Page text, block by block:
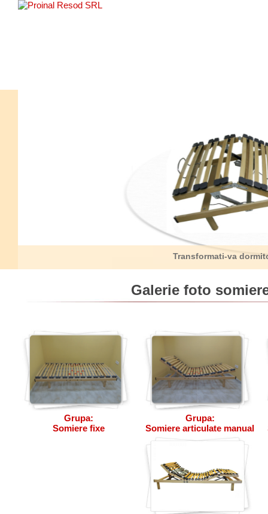
Transformati-va
Galerie foto
Grupa:
Somiere fixe
Grupa:
Somiere articulate manual